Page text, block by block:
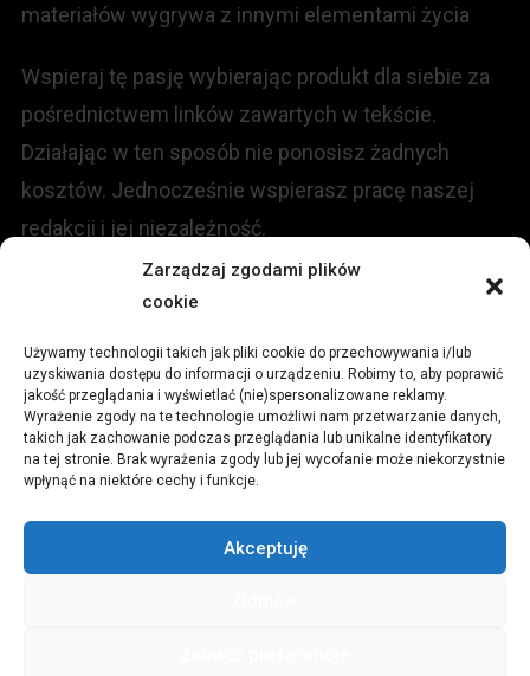
Zarządzaj zgodami plików
cookie
Używamy technologii takich jak pliki cookie do przechowywania i/lub
uzyskiwania dostępu do informacji o urządzeniu. Robimy to, aby poprawić
jakość przeglądania i wyświetlać (nie)spersonalizowane reklamy.
Wyrażenie zgody na te technologie umożliwi nam przetwarzanie danych,
takich jak zachowanie podczas przeglądania lub unikalne identyfikatory
na tej stronie. Brak wyrażenia zgody lub jej wycofanie może niekorzystnie
wpłynąć na niektóre cechy i funkcje.
Akceptuję
materiałów wygrywa z innymi elementami życia
Wspieraj tę pasję wybierając produkt dla siebie za
pośrednictwem linków zawartych w tekście.
Działając w ten sposób nie ponosisz żadnych
kosztów. Jednocześnie wspierasz pracę naszej
redakcji i jej niezależność.
Redakcja portalu:
ul.Stara 13, 42-600 Tarnowskie Góry
TEL:+48 509 547 822
redakcja@czytamiwiem.pl